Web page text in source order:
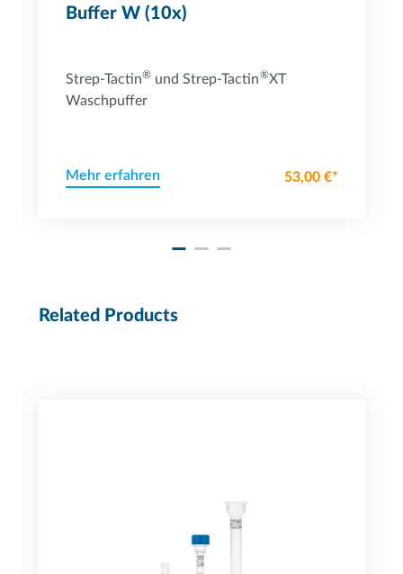
Buffer W (10x)
Strep-Tactin®und Strep-Tactin®XT
Waschpuffer
Mehr erfahren 53,00 €*
Related Products